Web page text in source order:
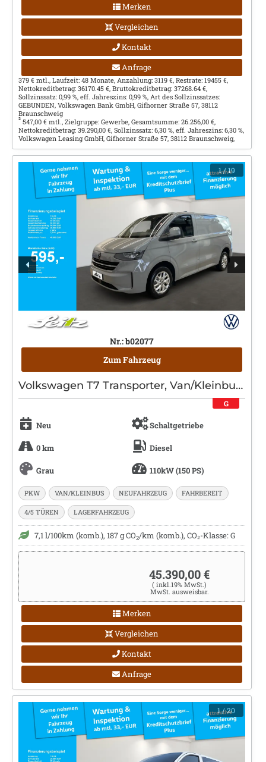
Merken
Vergleichen
Kontakt
Anfrage
379 € mtl., Laufzeit: 48 Monate, Anzahlung: 3119 €, Restrate: 19455 €,
Nettokreditbetrag: 36170.45 €, Bruttokreditbetrag: 37268.64 €,
Sollzinssatz: 0,99 %, eff. Jahreszins: 0,99 %, Art des Sollzinssatzes:
GEBUNDEN, Volkswagen Bank GmbH, Gifhorner Straße 57, 38112
Braunschweig
2 547,00 € mtl., Zielgruppe: Gewerbe, Gesamtsumme: 26.256,00 €,
Nettokreditbetrag: 39.290,00 €, Sollzinssatz: 6,30 %, eff. Jahreszins: 6,30 %,
Volkswagen Leasing GmbH, Gifhorner Straße 57, 38112 Braunschweig,
1/ 19
Nr.: b02077
Zum Fahrzeug
Volkswagen T7 Transporter, Van/Kleinbus, Diesel, Schaltgetriebe, Grau
Neu Schaltgetriebe
0 km Diesel
Grau 110kW (150 PS)
G
PKW VAN/KLEINBUS NEUFAHRZEUG FAHRBEREIT
4/5 TÜREN LAGERFAHRZEUG
7,1 l/100km (komb.), 187 g CO2/km (komb.), CO₂-Klasse: G
45.390,00 €
( inkl.19% MwSt.)
MwSt. ausweisbar.
Merken
Vergleichen
Kontakt
Anfrage
1/ 20